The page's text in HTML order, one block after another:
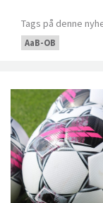
Tags på denne
AaB-OB